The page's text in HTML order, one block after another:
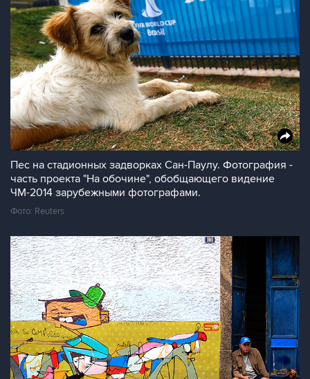
Пес на стадионных задворках Сан-Паулу. Фотография -
часть проекта "На обочине", обобщающего видение
ЧМ-2014 зарубежными фотографами.
Фото: Reuters